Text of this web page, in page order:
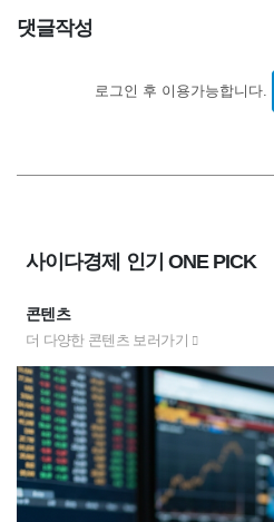
댓글작성
로그인 후 이용가능합니다.
사이다경제 인기 ONE PICK
콘텐츠
더 다양한 콘텐츠 보러가기